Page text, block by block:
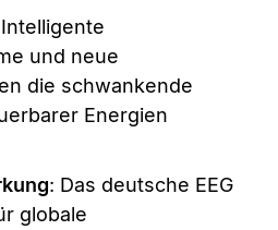
und neue
die schwankende
Energien
: Das deutsche EEG
globale